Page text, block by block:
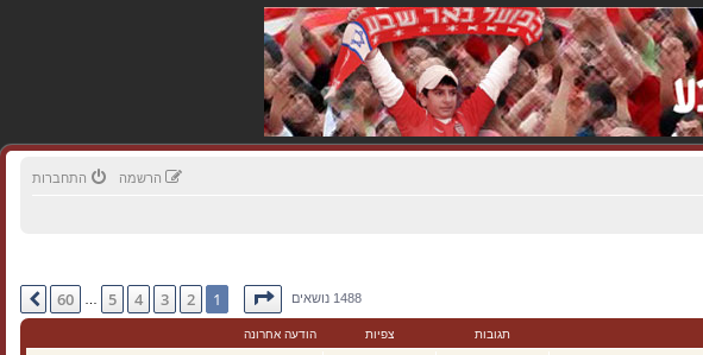
התחברות הרשמה
1488 נושאיםדף1מתוך60
1
2
3
4
5
60 הבא
תגובות צפיות הודעה אחרונה